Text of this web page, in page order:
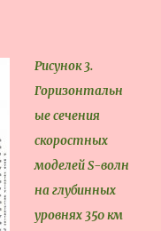
Рисунок 3.
Горизонтальн
ые сечения
скоростных
моделей S-волн
на глубинных
уровнях 350 км